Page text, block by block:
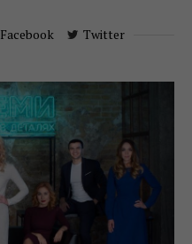
Facebook Twitter